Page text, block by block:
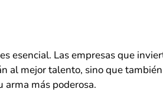
esencial. Las empresas que
al mejor talento, sino que
más poderosa.